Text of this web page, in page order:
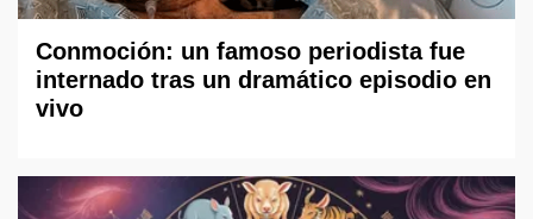
Conmoción: un famoso periodista fue
internado tras un dramático episodio en
vivo